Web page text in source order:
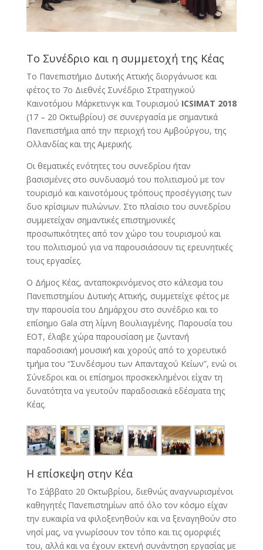
Το Συνέδριο και η συμμετοχή της Κέας
Το Πανεπιστήμιο Δυτικής Αττικής διοργάνωσε και
φέτος το 7ο Διεθνές Συνέδριο Στρατηγικού
Καινοτόμου Μάρκετινγκ και Τουρισμού ICSIMAT 2018
(17 – 20 Οκτωβρίου) σε συνεργασία με σημαντικά
Πανεπιστήμια από την περιοχή του Αμβούργου, της
Ολλανδίας και της Αμερικής.
Οι θεματικές ενότητες του συνεδρίου ήταν
βασισμένες στο συνδυασμό του πολιτισμού με τον
τουρισμό και καινοτόμους τρόπους προσέγγισης των
δυο κρίσιμων πυλώνων. Στο πλαίσιο του συνεδρίου
συμμετείχαν σημαντικές επιστημονικές
προσωπικότητες από τον χώρο του τουρισμού και
του πολιτισμού για να παρουσιάσουν τις ερευνητικές
τους εργασίες.
Ο Δήμος Κέας, ανταποκρινόμενος στο κάλεσμα του
Πανεπιστημίου Δυτικής Αττικής, συμμετείχε φέτος με
την παρουσία του Δημάρχου στο συνέδριο και το
επίσημο Gala στη λίμνη Βουλιαγμένης. Παρουσία του
ΕΟΤ, έλαβε χώρα παρουσίαση με ζωντανή
παραδοσιακή μουσική και χορούς από το χορευτικό
τμήμα του “Συνδέσμου των Απανταχού Κείων”, ενώ οι
Σύνεδροι και οι επίσημοι προσκεκλημένοι είχαν τη
δυνατότητα να γευτούν παραδοσιακά εδέσματα της
Κέας.
Η επίσκεψη στην Κέα
Το Σάββατο 20 Οκτωβρίου, διεθνώς αναγνωρισμένοι
καθηγητές Πανεπιστημίων από όλο τον κόσμο είχαν
την ευκαιρία να φιλοξενηθούν και να ξεναγηθούν στο
νησί μας, να γνωρίσουν τον τόπο και τις ομορφιές
του, αλλά και να έχουν εκτενή συνάντηση εργασίας με